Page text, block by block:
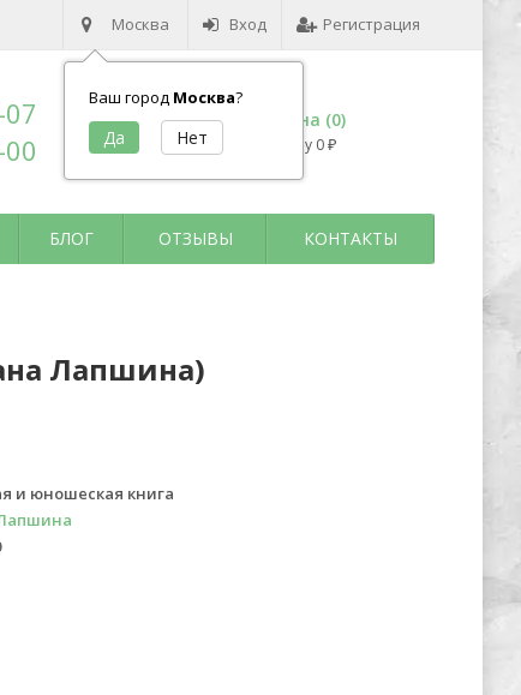
Москва
Ваш город Москва?
Вход Регистрация
Корзина (0)
на сумму 0 ₽
БЛОГ ОТЗЫВЫ КОНТАКТЫ
Лапшина)
и юношеская книга